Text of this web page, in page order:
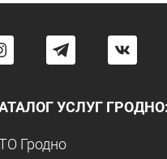
УСЛУГ ГРОДНО:
Гродно